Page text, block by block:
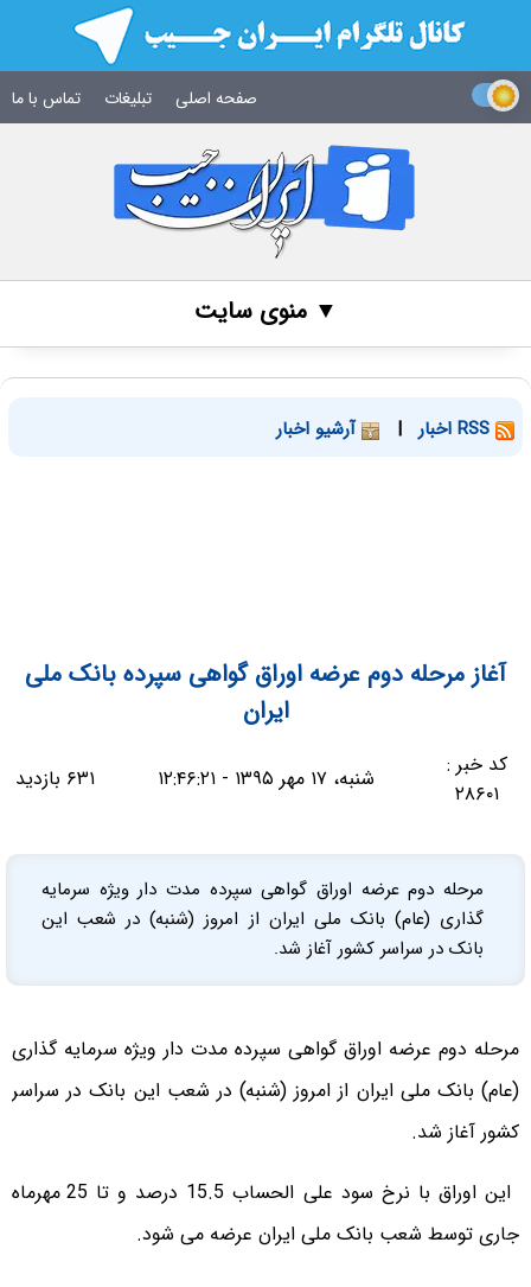
صفحه اصلی تبلیغات تماس با ما
▼ منوی سایت
| آرشیو اخبار
آغاز مرحله دوم عرضه اوراق گواهی سپرده بانک ملی
ایران
کد خبر :
۲۸۶۰۱
شنبه، ۱۷ مهر ۱۳۹۵ - ۱۲:۴۶:۲۱ ۶۳۱ بازدید
مرحله دوم عرضه اوراق گواهی سپرده مدت دار ویژه سرمایه
گذاری (عام) بانک ملی ایران از امروز (شنبه) در شعب این
بانک در سراسر کشور آغاز شد.
مرحله دوم عرضه اوراق گواهی سپرده مدت دار ویژه سرمایه گذاری
(عام) بانک ملی ایران از امروز (شنبه) در شعب این بانک در سراسر
کشور آغاز شد.
این اوراق با نرخ سود علی الحساب 15.5 درصد و تا 25 مهرماه
جاری توسط شعب بانک ملی ایران عرضه می شود.